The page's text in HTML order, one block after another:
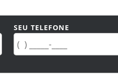
SEU TELEFONE